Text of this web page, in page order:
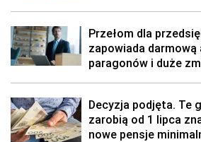
Przełom dla
zapowiada darmową
paragonów i duże
Decyzja podjęta. Te
zarobią od 1 lipca
nowe pensje